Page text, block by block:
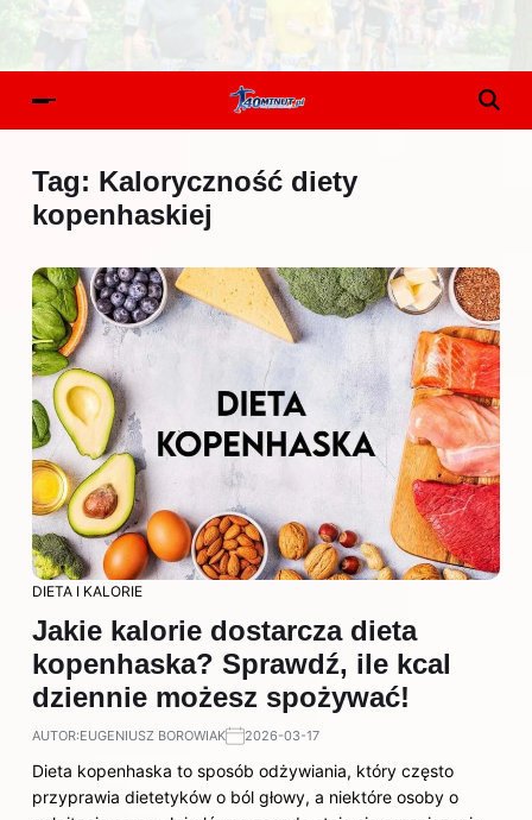
Tag: Kaloryczność diety
kopenhaskiej
DIETA I KALORIE
Jakie kalorie dostarcza dieta
kopenhaska? Sprawdź, ile kcal
dziennie możesz spożywać!
AUTOR:EUGENIUSZ BOROWIAK 2026-03-17
Dieta kopenhaska to sposób odżywiania, który często
przyprawia dietetyków o ból głowy, a niektóre osoby o